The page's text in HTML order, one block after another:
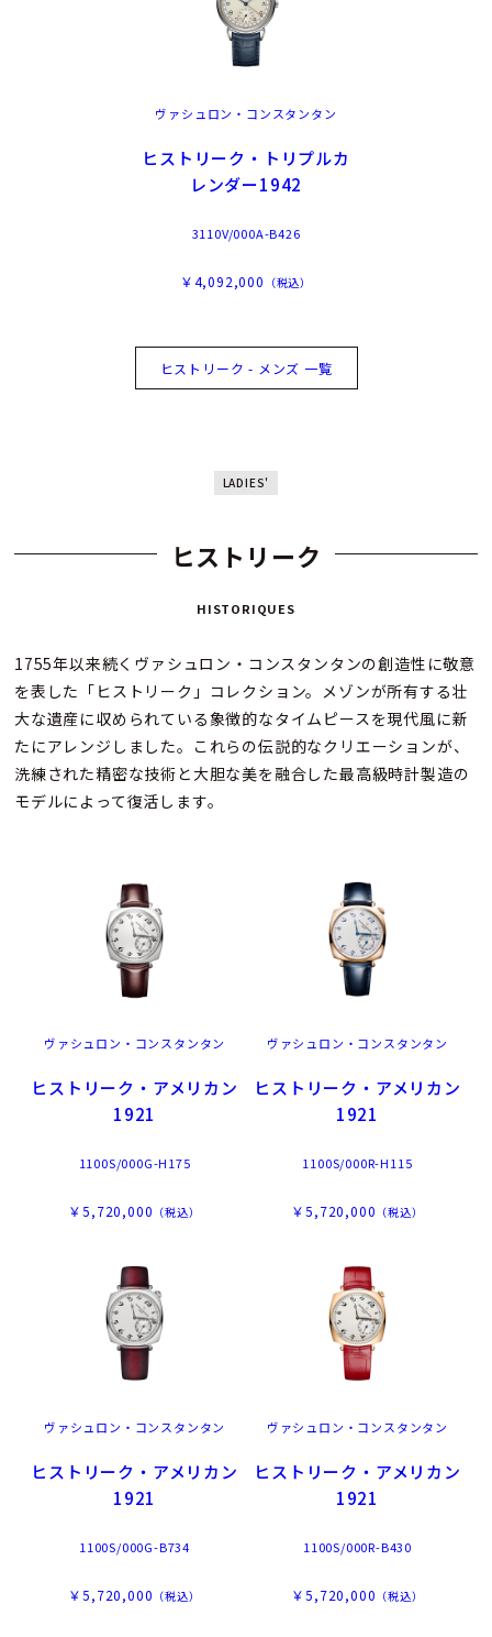
ヴァシュロン・コンスタンタン
ヒストリーク・トリプルカ
レンダー1942
3110V/000A-B426
￥4,092,000 （税込）
ヒストリーク - メンズ 一覧
LADIES'
ヒストリーク
HISTORIQUES
1755年以来続くヴァシュロン・コンスタンタンの創造性に敬意
を表した「ヒストリーク」コレクション。メゾンが所有する壮
大な遺産に収められている象徴的なタイムピースを現代風に新
たにアレンジしました。これらの伝説的なクリエーションが、
洗練された精密な技術と大胆な美を融合した最高級時計製造の
モデルによって復活します。
ヴァシュロン・コンスタンタン
ヒストリーク・アメリカン
1921
1100S/000G-H175
￥5,720,000 （税込）
ヴァシュロン・コンスタンタン
ヒストリーク・アメリカン
1921
1100S/000R-H115
￥5,720,000 （税込）
ヴァシュロン・コンスタンタン
ヒストリーク・アメリカン
1921
1100S/000G-B734
￥5,720,000 （税込）
ヴァシュロン・コンスタンタン
ヒストリーク・アメリカン
1921
1100S/000R-B430
￥5,720,000 （税込）